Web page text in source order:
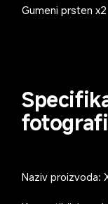
Gumeni prsten x2
Naziv proizvoda: